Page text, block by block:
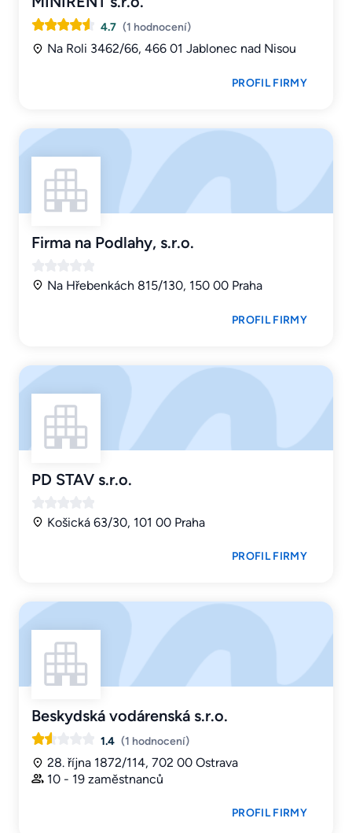
4.7 (1 hodnocení)
Na Roli 3462/66, 466 01 Jablonec nad Nisou
PROFIL FIRMY
Firma na Podlahy, s.r.o.
Na Hřebenkách 815/130, 150 00 Praha
PROFIL FIRMY
PD STAV s.r.o.
Košická 63/30, 101 00 Praha
PROFIL FIRMY
Beskydská vodárenská s.r.o.
1.4 (1 hodnocení)
28. října 1872/114, 702 00 Ostrava
10 - 19 zaměstnanců
PROFIL FIRMY